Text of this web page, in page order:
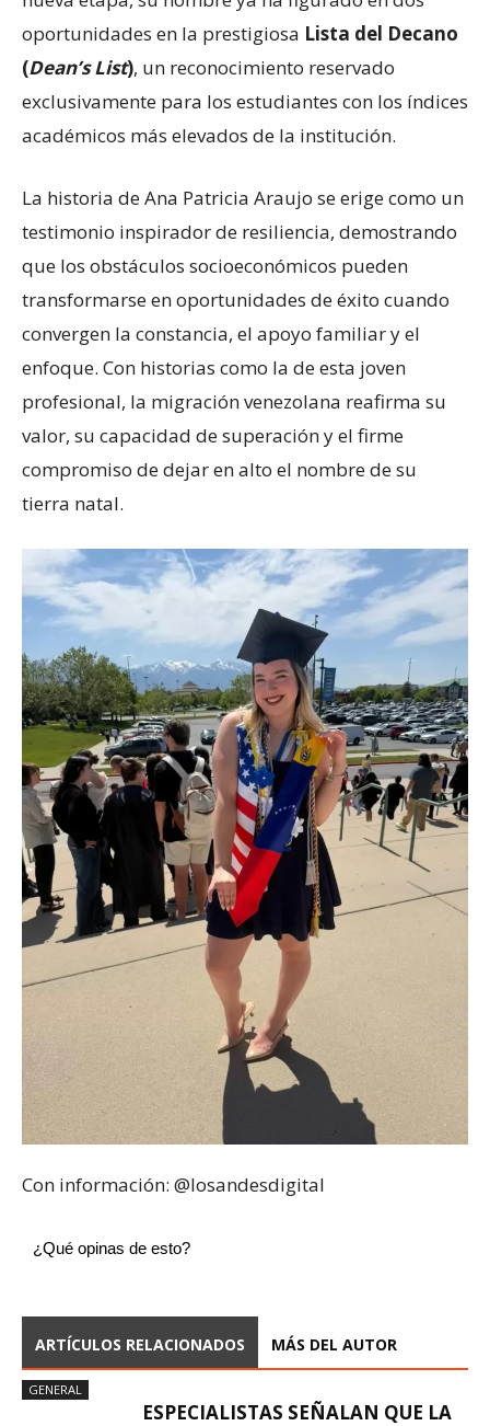
oportunidades en la prestigiosa Lista del Decano
(Dean’s List), un reconocimiento reservado
exclusivamente para los estudiantes con los índices
académicos más elevados de la institución.
La historia de Ana Patricia Araujo se erige como un
testimonio inspirador de resiliencia, demostrando
que los obstáculos socioeconómicos pueden
transformarse en oportunidades de éxito cuando
convergen la constancia, el apoyo familiar y el
enfoque. Con historias como la de esta joven
profesional, la migración venezolana reafirma su
valor, su capacidad de superación y el firme
compromiso de dejar en alto el nombre de su
tierra natal.
Con información: @losandesdigital
¿Qué opinas de esto?
ARTÍCULOS RELACIONADOS MÁS DEL AUTOR
GENERAL
ESPECIALISTAS SEÑALAN QUE LA